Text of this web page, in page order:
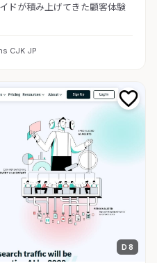
ドが積み上げてきた顧客体験
CJK JP
D 8